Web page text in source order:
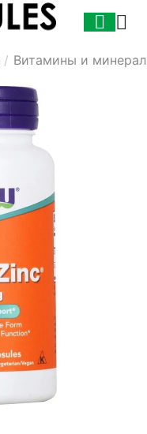
/ Витамины и